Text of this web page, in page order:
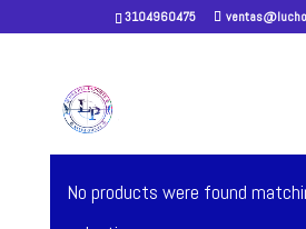
3104960475
Home/ RAQUETAS SQUASH
RAQUETAS SQUASH
No products were found